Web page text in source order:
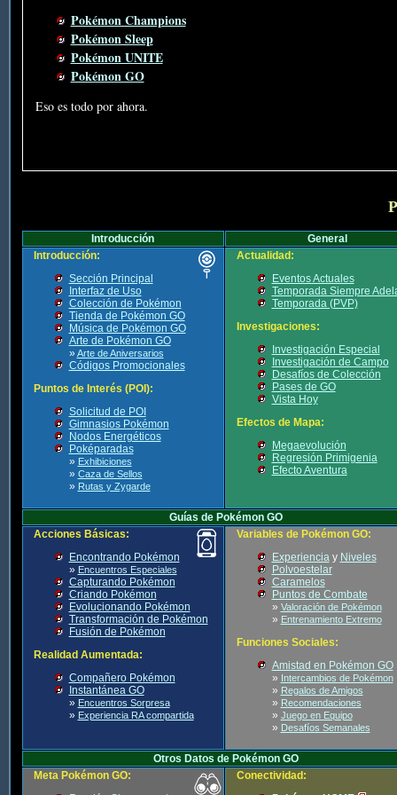
Pokémon Champions
Pokémon Sleep
Pokémon UNITE
Pokémon GO
Eso es todo por ahora.
Introducción
General
Introducción:
Sección Principal
Interfaz de Uso
Colección de Pokémon
Tienda de Pokémon GO
Música de Pokémon GO
Arte de Pokémon GO
» Arte de Aniversarios
Códigos Promocionales
Puntos de Interés (POI):
Solicitud de POI
Gimnasios Pokémon
Nodos Energéticos
Poképaradas
» Exhibiciones
» Caza de Sellos
» Rutas y Zygarde
Actualidad:
Eventos Actuales
Temporada Siempre
Temporada (PVP)
Investigaciones:
Investigación Especial
Investigación de Campo
Desafíos de Colección
Pases de GO
Vista Hoy
Efectos de Mapa:
Megaevolución
Regresión Primigenia
Efecto Aventura
Guías de Pokémon GO
Acciones Básicas:
Encontrando Pokémon
» Encuentros Especiales
Capturando Pokémon
Criando Pokémon
Evolucionando Pokémon
Transformación de Pokémon
Fusión de Pokémon
Realidad Aumentada:
Compañero Pokémon
Instantánea GO
» Encuentros Sorpresa
» Experiencia RA compartida
Variables de Pokémon GO:
Experienciay Niveles
Polvoestelar
Caramelos
Puntos de Combate
» Valoración de Pokémon
» Entrenamiento Extremo
Funciones Sociales:
Amistad en Pokémon GO
» Intercambios de Pokémon
» Regalos de Amigos
» Recomendaciones
» Juego en Equipo
» Desafíos Semanales
Otros Datos de Pokémon GO
Meta Pokémon GO:
Conectividad: